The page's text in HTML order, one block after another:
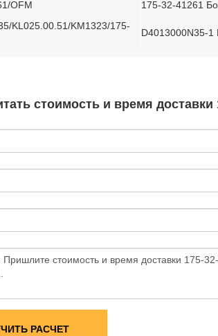
OFM
175-32-41261
KL025.00.51/KM1323/175-
D4013000N35-1
стоимость и время доставки
РАСЧЕТ